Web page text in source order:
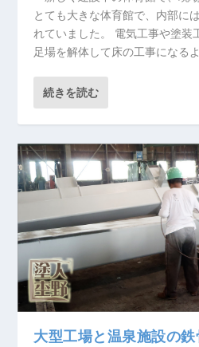
とても大きな体育館で、内部に
れていました。 電気工事や塗装
足場を解体して床の工事になる
続きを読む
大型工場と温泉施設の